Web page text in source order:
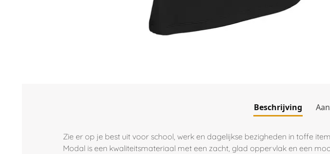
Beschrijving
Zie er op je best uit voor school, werk en dagelijkse bezigheden in toffe
Modal is een kwaliteitsmateriaal met een zacht, glad oppervlak en een